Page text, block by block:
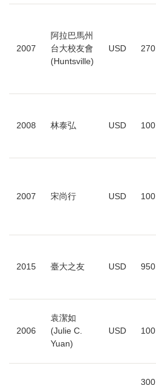
2007
阿拉巴馬州
台大校友會
(Huntsville)
USD 270
2008 林泰弘 USD 100
2007 宋尚行 USD 100
2015 臺大之友 USD 950
2006
袁潔如
(Julie C.
Yuan)
USD 100
300